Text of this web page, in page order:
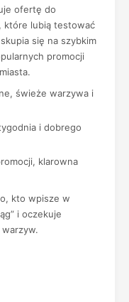
ofertę do
które lubią testować
się na szybkim
promocji
świeże warzywa i
i dobrego
klarowna
kto wpisze w
i oczekuje